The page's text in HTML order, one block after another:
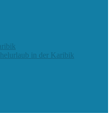
in der Karibik